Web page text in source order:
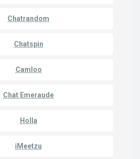
Chatrandom
Chatspin
Camloo
Chat Emeraude
Holla
iMeetzu